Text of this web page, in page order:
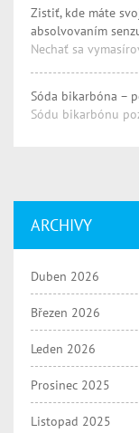
Zistiť, kde máte
absolvovaním
Nechať sa
Sóda bikarbóna –
Sódu bikarbónu
ARCHIVY
Duben 2026
Březen 2026
Leden 2026
Prosinec 2025
Listopad 2025